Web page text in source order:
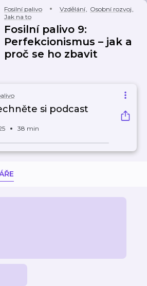
Fosilní palivo Vzdělání, Osobní rozvoj,
Jak na to
Fosilní palivo 9:
Perfekcionismus – jak a
proč se ho zbavit
si podcast
38 min